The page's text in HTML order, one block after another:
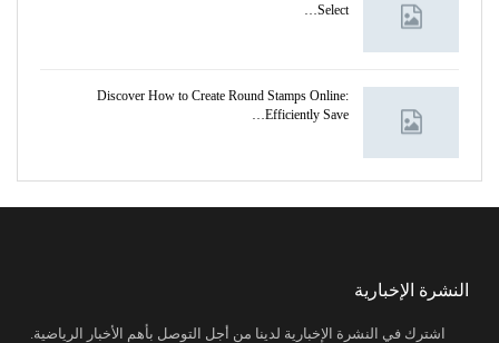
Select…
Discover How to Create Round Stamps Online:
Efficiently Save…
النشرة الإخبارية
اشترك في النشرة الإخبارية لدينا من أجل التوصل بأهم الأخبار الرياضية.